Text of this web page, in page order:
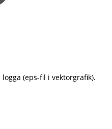
(eps-fil i vektorgrafik).